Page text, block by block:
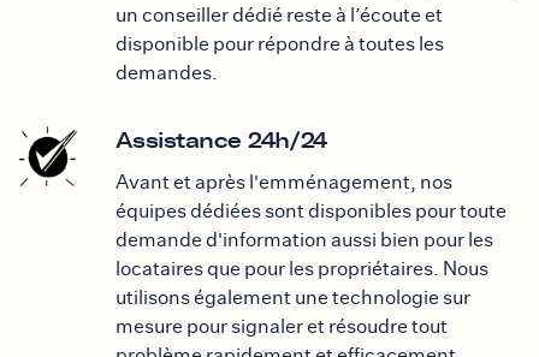
un conseiller dédié reste à l’écoute et
disponible pour répondre à toutes les
demandes.
Assistance 24h/24
Avant et après l'emménagement, nos
équipes dédiées sont disponibles pour toute
demande d'information aussi bien pour les
locataires que pour les propriétaires. Nous
utilisons également une technologie sur
mesure pour signaler et résoudre tout